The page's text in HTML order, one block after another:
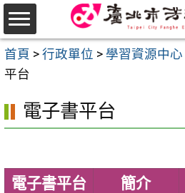
跳
至
主
要
區
首頁 > 行政單位 > 學習資源中心
平台
電子書平台
電子書平台 簡介
選
單